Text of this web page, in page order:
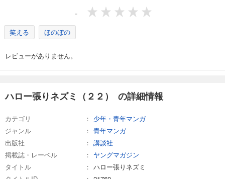
-
笑える ほのぼの
レビューがありません。
ハロー張りネズミ（２２） の詳細情報
カテゴリ
少年・青年マンガ
ジャンル
青年マンガ
出版社
講談社
掲載誌・レーベル
ヤングマガジン
タイトル
ハロー張りネズミ